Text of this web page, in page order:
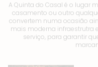
A Quinta do Casal é o lugar
casamento ou outro
convertem numa ocasião
mais moderna infraestrutra
serviço, para garantir